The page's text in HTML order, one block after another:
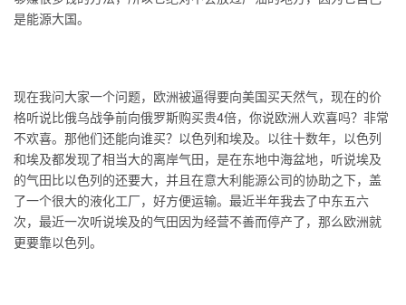
是能源大国。
现在我问大家一个问题，欧洲被逼得要向美国买天然气，现在的价
格听说比俄乌战争前向俄罗斯购买贵4倍，你说欧洲人欢喜吗？非常
不欢喜。那他们还能向谁买？以色列和埃及。以往十数年，以色列
和埃及都发现了相当大的离岸气田，是在东地中海盆地，听说埃及
的气田比以色列的还要大，并且在意大利能源公司的协助之下，盖
了一个很大的液化工厂，好方便运输。最近半年我去了中东五六
次，最近一次听说埃及的气田因为经营不善而停产了，那么欧洲就
更要靠以色列。